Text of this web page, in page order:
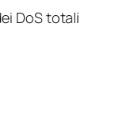
DoS totali